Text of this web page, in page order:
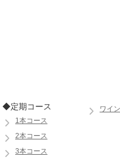
◆定期コース
1本コース
2本コース
3本コース
ワイ